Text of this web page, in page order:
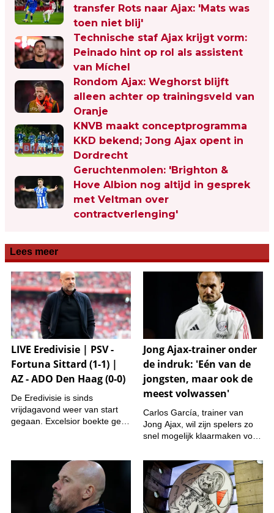
transfer Rots naar Ajax: 'Mats was
toen niet blij'
Technische staf Ajax krijgt vorm:
Peinado hint op rol als assistent
van Míchel
Rondom Ajax: Weghorst blijft
alleen achter op trainingsveld van
Oranje
KNVB maakt conceptprogramma
KKD bekend; Jong Ajax opent in
Dordrecht
Geruchtenmolen: 'Brighton &
Hove Albion nog altijd in gesprek
met Veltman over
contractverlenging'